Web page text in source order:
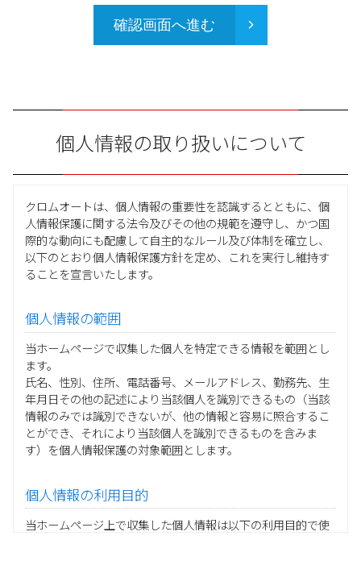
確認画面へ進む
個人情報の取り扱いについて
クロムオートは、個人情報の重要性を認識するとともに、個
人情報保護に関する法令及びその他の規範を遵守し、かつ国
際的な動向にも配慮して自主的なルール及び体制を確立し、
以下のとおり個人情報保護方針を定め、これを実行し維持す
ることを宣言いたします。
個人情報の範囲
当ホームページで収集した個人を特定できる情報を範囲とし
ます。
氏名、性別、住所、電話番号、メールアドレス、勤務先、生
年月日その他の記述により当該個人を識別できるもの（当該
情報のみでは識別できないが、他の情報と容易に照合するこ
とができ、それにより当該個人を識別できるものを含みま
す）を個人情報保護の対象範囲とします。
個人情報の利用目的
当ホームページ上で収集した個人情報は以下の利用目的で使